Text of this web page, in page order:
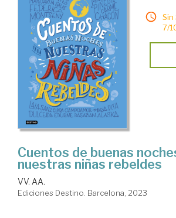
Sin
7/
Cuentos de buenas
nuestras niñas rebeldes
VV. AA.
Ediciones Destino. Barcelona, 2023